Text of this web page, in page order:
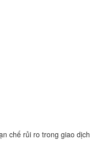
chế rủi ro trong giao dịch